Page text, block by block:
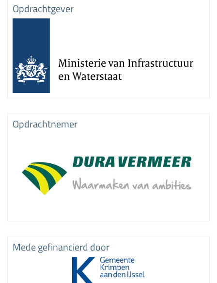
Opdrachtgever
Opdrachtnemer
Mede gefinancierd door